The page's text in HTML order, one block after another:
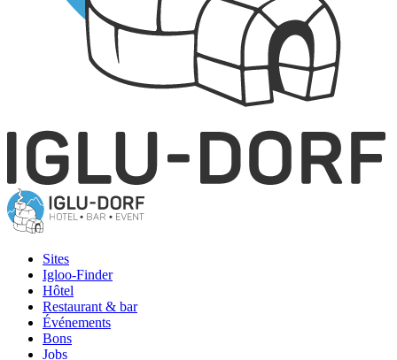
Sites
Igloo-Finder
Hôtel
Restaurant & bar
Événements
Bons
Jobs